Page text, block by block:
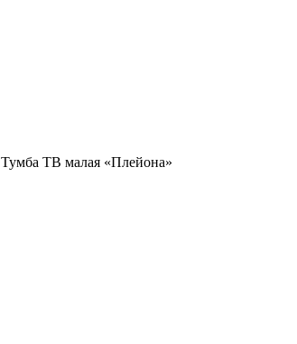
Тумба ТВ малая «Плейона»